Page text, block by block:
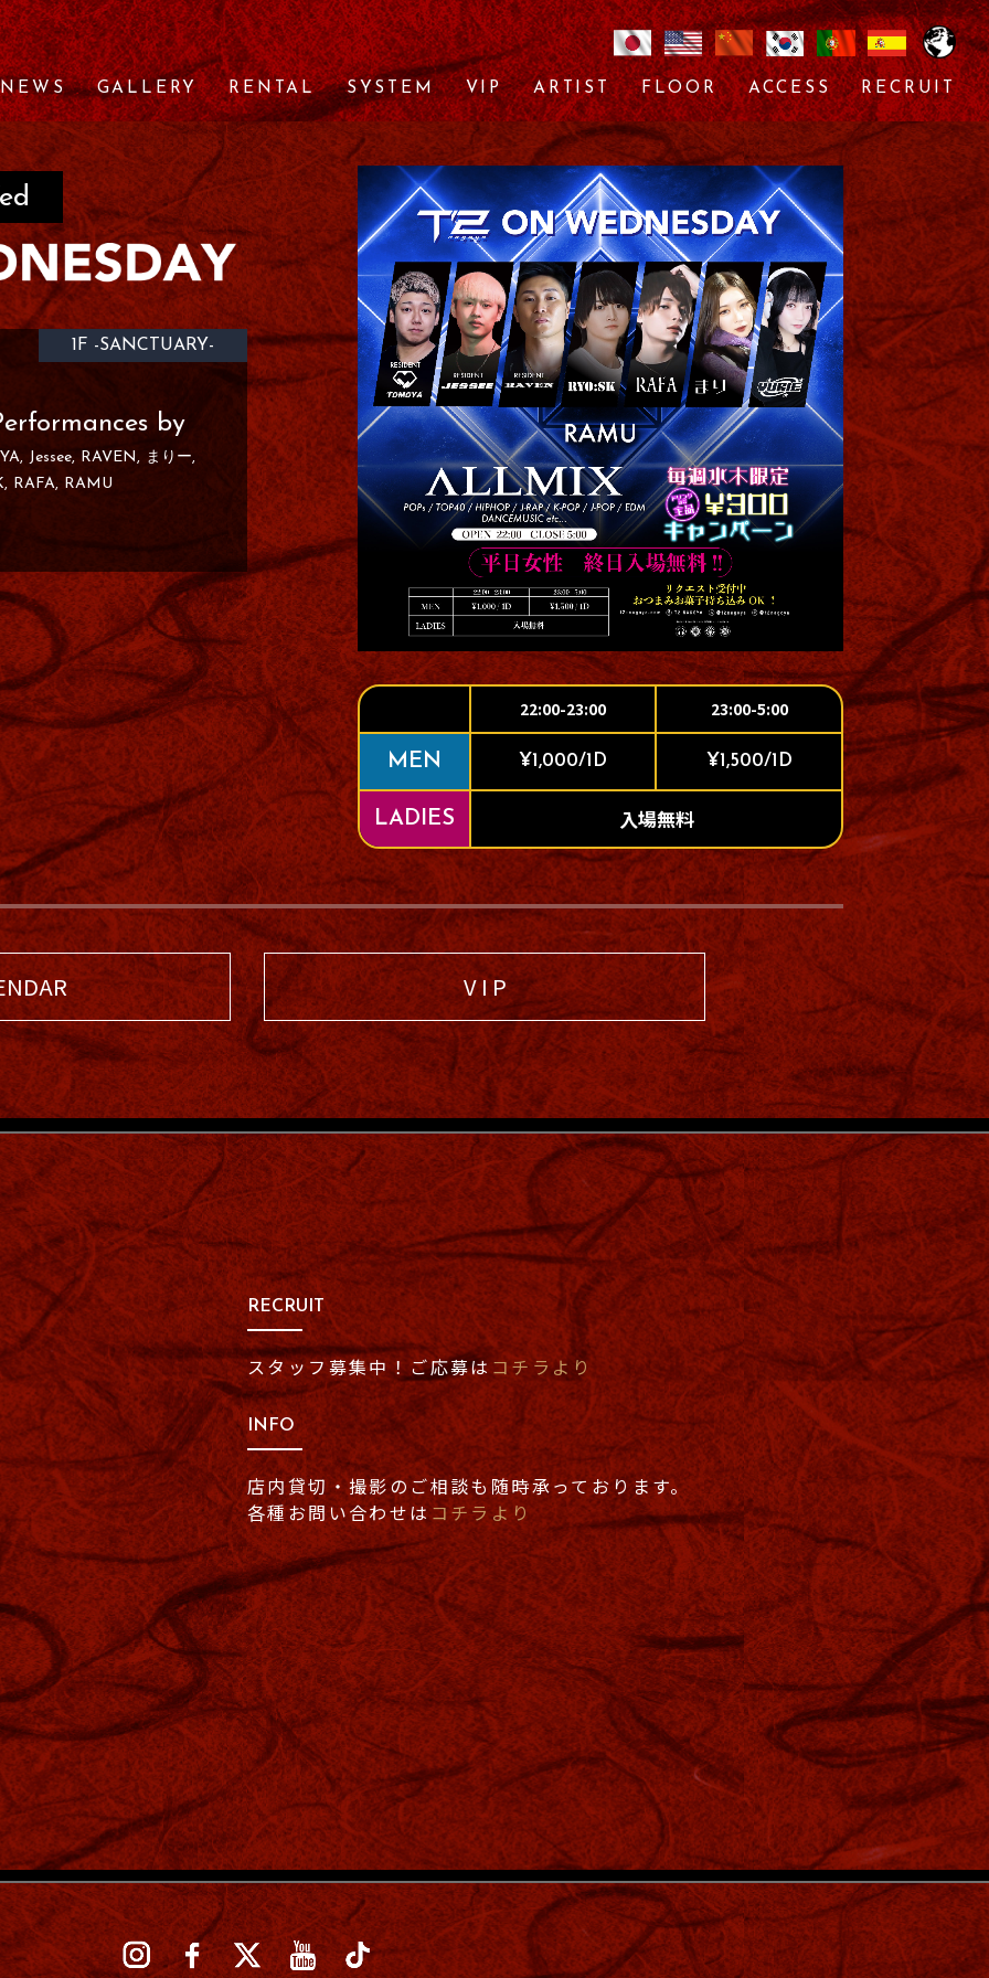
NEWS GALLERY RENTAL SYSTEM VIP ARTIST FLOOR ACCESS RECRUIT
22:00-23:00 23:00-5:00
MEN ¥1,000/1D ¥1,500/1D
LADIES 入場無料
1F -SANCTUARY-
by
Jessee RAVEN
まりー
RAFA RAMU
V I P
RECRUIT
スタッフ募集中！ご応募はコチラより
INFO
店内貸切・撮影のご相談も随時承っております。
各種お問い合わせはコチラより